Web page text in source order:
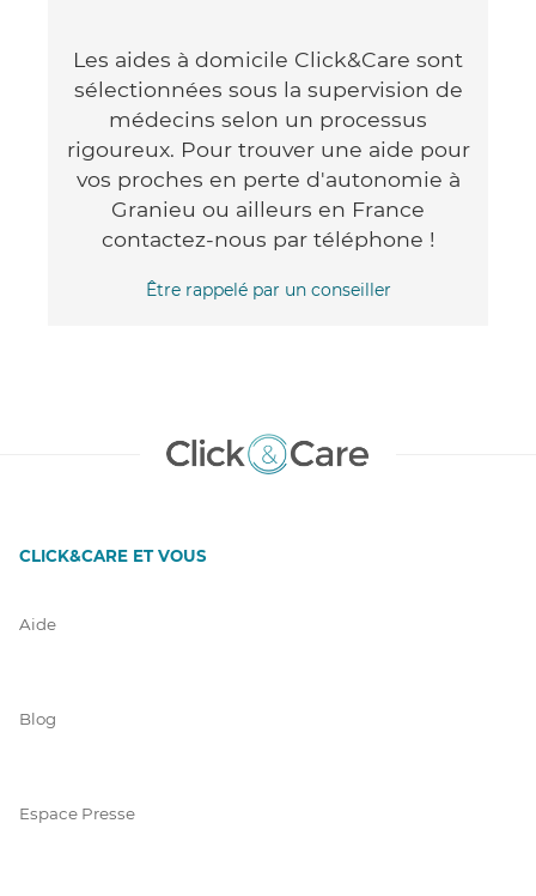
Les aides à domicile Click&Care sont
sélectionnées sous la supervision de
médecins selon un processus
rigoureux. Pour trouver une aide pour
vos proches en perte d'autonomie à
Granieu ou ailleurs en France
contactez-nous par téléphone !
Être rappelé par un conseiller
CLICK&CARE ET VOUS
Aide
Blog
Espace Presse